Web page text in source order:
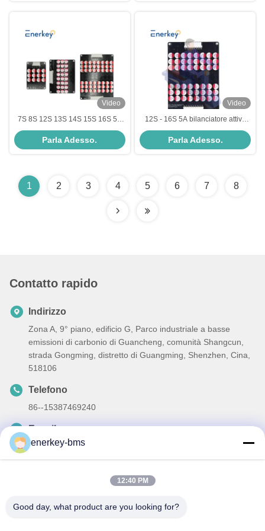
Video
7S 8S 12S 13S 14S 15S 16S 5A
Active Balancer BMS Board per
alimentazione di emergenza
Parla Adesso.
Video
12S - 16S 5A bilanciatore attivo
BMS NCM LTO LPO LiFePo4
batteria al litio equalizzatore
Parla Adesso.
1 2 3 4 5 6 7 8
Contatto rapido
Indirizzo
Zona A, 9° piano, edificio G, Parco industriale a basse
emissioni di carbonio di Guancheng, comunità Shangcun,
strada Gongming, distretto di Guangming, Shenzhen, Cina,
518106
Telefono
86--15387469240
E-mail
kiwi@enerkey.cn
Norme sulla privacy|Mappa del sito| Buona qualità della Cina
enerkey-bms
12:40 PM
Good day, what product are you looking for?